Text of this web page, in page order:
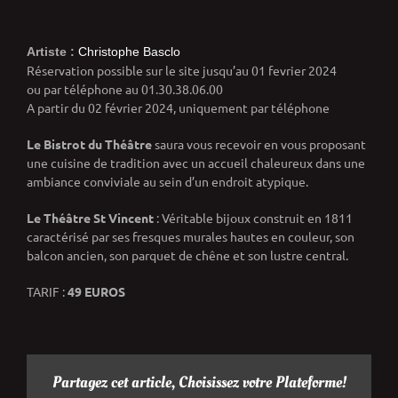
Artiste : Christophe Basclo
Réservation possible sur le site jusqu’au 01 fevrier 2024
ou par téléphone au 01.30.38.06.00
A partir du 02 février 2024, uniquement par téléphone
Le Bistrot du Théâtresaura vous recevoir en vous proposant
une cuisine de tradition avec un accueil chaleureux dans une
ambiance conviviale au sein d’un endroit atypique.
Le Théâtre St Vincent : Véritable bijoux construit en 1811
caractérisé par ses fresques murales hautes en couleur, son
balcon ancien, son parquet de chêne et son lustre central.
TARIF :49 EUROS
Partagez cet article, Choisissez votre Plateforme!